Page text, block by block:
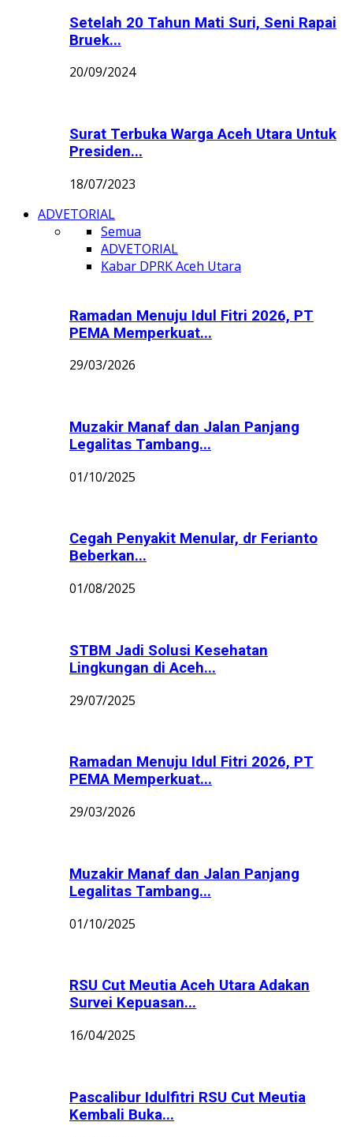
Setelah 20 Tahun Mati Suri, Seni Rapai
Bruek...
20/09/2024
Surat Terbuka Warga Aceh Utara Untuk
Presiden...
18/07/2023
ADVETORIAL
Semua
ADVETORIAL
Kabar DPRK Aceh Utara
Ramadan Menuju Idul Fitri 2026, PT
PEMA Memperkuat...
29/03/2026
Muzakir Manaf dan Jalan Panjang
Legalitas Tambang...
01/10/2025
Cegah Penyakit Menular, dr Ferianto
Beberkan...
01/08/2025
STBM Jadi Solusi Kesehatan
Lingkungan di Aceh...
29/07/2025
Ramadan Menuju Idul Fitri 2026, PT
PEMA Memperkuat...
29/03/2026
Muzakir Manaf dan Jalan Panjang
Legalitas Tambang...
01/10/2025
RSU Cut Meutia Aceh Utara Adakan
Survei Kepuasan...
16/04/2025
Pascalibur Idulfitri RSU Cut Meutia
Kembali Buka...